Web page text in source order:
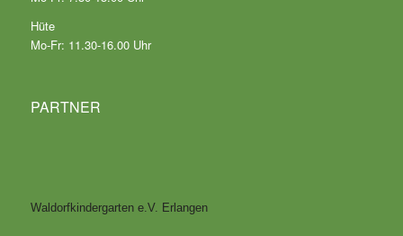
Hüte
Mo-Fr: 11.30-16.00 Uhr
PARTNER
Waldorfkindergarten e.V. Erlangen